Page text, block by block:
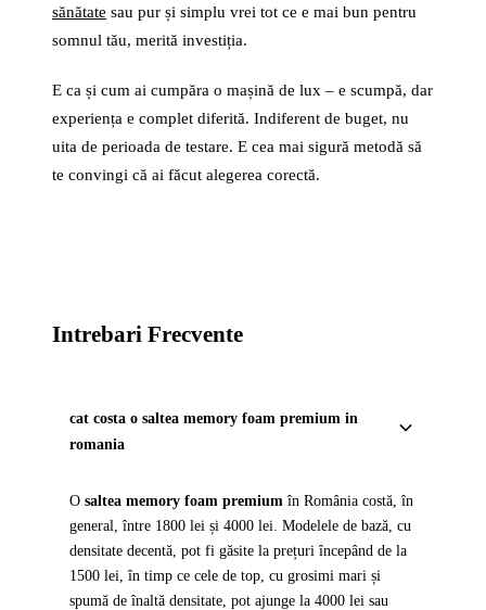
sănătate sau pur și simplu vrei tot ce e mai bun pentru
somnul tău, merită investiția.
E ca și cum ai cumpăra o mașină de lux – e scumpă, dar
experiența e complet diferită. Indiferent de buget, nu
uita de perioada de testare. E cea mai sigură metodă să
te convingi că ai făcut alegerea corectă.
Intrebari Frecvente
cat costa o saltea memory foam premium in
romania
O saltea memory foam premium în România costă, în
general, între 1800 lei și 4000 lei. Modelele de bază, cu
densitate decentă, pot fi găsite la prețuri începând de la
1500 lei, în timp ce cele de top, cu grosimi mari și
spumă de înaltă densitate, pot ajunge la 4000 lei sau